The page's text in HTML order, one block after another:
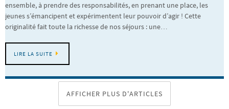
ensemble, à prendre des responsabilités, en prenant une place, les
jeunes s’émancipent et expérimentent leur pouvoir d’agir ! Cette
originalité fait toute la richesse de nos séjours : une…
LIRE LA SUITE
AFFICHER PLUS D'ARTICLES